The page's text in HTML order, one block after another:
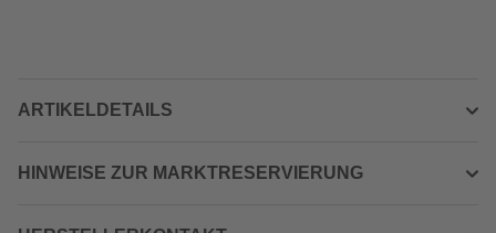
ARTIKELDETAILS
HINWEISE ZUR MARKTRESERVIERUNG